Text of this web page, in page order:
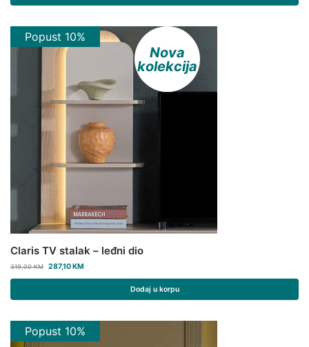
Nova
kolekcija
Popust 10%
Claris TV stalak – leđni dio
319,00KM 287,10KM
Dodaj u korpu
Popust 10%